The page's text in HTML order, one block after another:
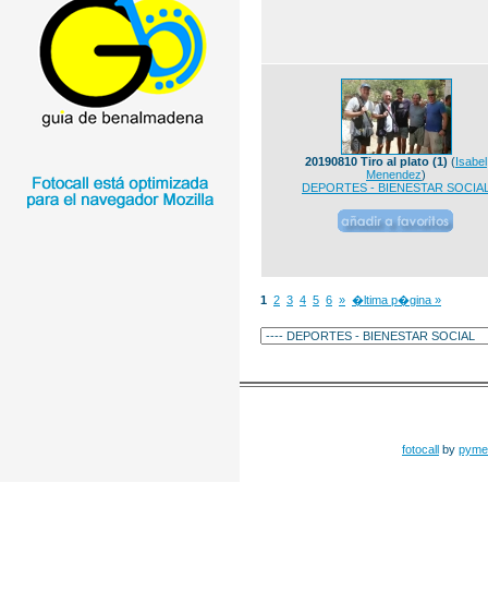
20190810 Tiro al plato (1) (Isabel
Menendez)
DEPORTES - BIENESTAR
1 2 3 4 5 6 » �ltima p�gina »
fotocall by